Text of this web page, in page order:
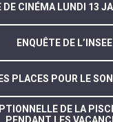
DE CINÉMA LUNDI 13
ENQUÊTE DE L’INSEE
PLACES POUR LE
DE LA